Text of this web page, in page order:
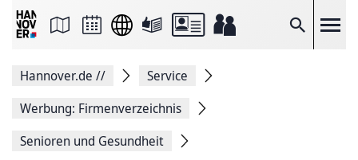
Suche
Seite
Facebook
teilen
Seitenlink
Hannover.de //
Service
Werbung: Firmenverzeichnis
Senioren und Gesundheit